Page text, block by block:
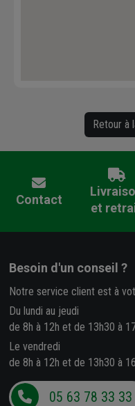
Retour à
Contact
et
Besoin d'un conseil ?
Notre service client est à
Du lundi au jeudi
de 8h à 12h et de 13h30 à
Le vendredi
de 8h à 12h et de 13h30 à
05 63 78 33 33